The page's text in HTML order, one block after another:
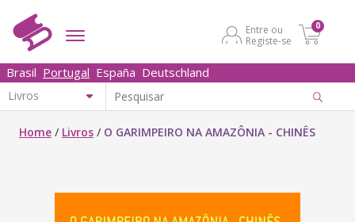
Entre ou
Registe-se
0
Brasil Portugal España Deutschland
Home / Livros / O GARIMPEIRO NA AMAZÔNIA - CHINÊS